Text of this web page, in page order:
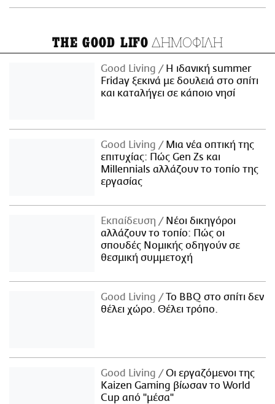
THE GOOD LIFO ΔΗΜΟΦΙΛΗ
Good Living
Η ιδανική summer
Friday ξεκινά με δουλειά στο σπίτι
και καταλήγει σε κάποιο νησί
Good Living
Μια νέα οπτική της
επιτυχίας: Πώς Gen Zs και
Millennials αλλάζουν το τοπίο της
εργασίας
Εκπαίδευση
Νέοι δικηγόροι
αλλάζουν το τοπίο: Πώς οι
σπουδές Νομικής οδηγούν σε
θεσμική συμμετοχή
Good Living
Το BBQ στο σπίτι δεν
θέλει χώρο. Θέλει τρόπο.
Good Living
Οι εργαζόμενοι της
Kaizen Gaming βίωσαν το World
Cup από "μέσα"